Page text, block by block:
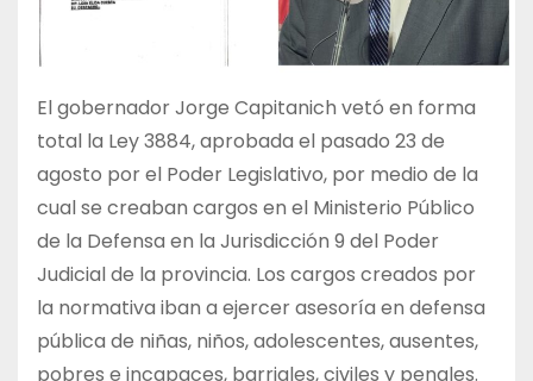
El gobernador Jorge Capitanich vetó en forma
total la Ley 3884, aprobada el pasado 23 de
agosto por el Poder Legislativo, por medio de la
cual se creaban cargos en el Ministerio Público
de la Defensa en la Jurisdicción 9 del Poder
Judicial de la provincia. Los cargos creados por
la normativa iban a ejercer asesoría en defensa
pública de niñas, niños, adolescentes, ausentes,
pobres e incapaces, barriales, civiles y penales.